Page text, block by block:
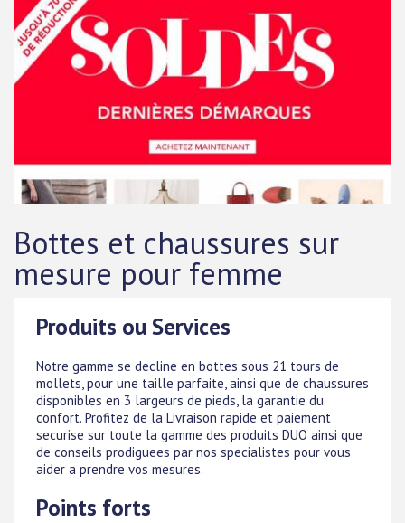
Bottes et chaussures sur
mesure pour femme
Produits ou Services
Notre gamme se decline en bottes sous 21 tours de
mollets, pour une taille parfaite, ainsi que de chaussures
disponibles en 3 largeurs de pieds, la garantie du
confort. Profitez de la Livraison rapide et paiement
securise sur toute la gamme des produits DUO ainsi que
de conseils prodiguees par nos specialistes pour vous
aider a prendre vos mesures.
Points forts